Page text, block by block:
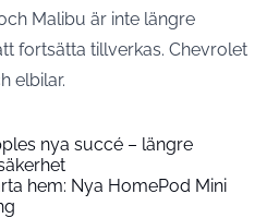
Malibu är inte längre
fortsätta tillverkas. Chevrolet
elbilar.
nya succé – längre
hem: Nya HomePod Mini